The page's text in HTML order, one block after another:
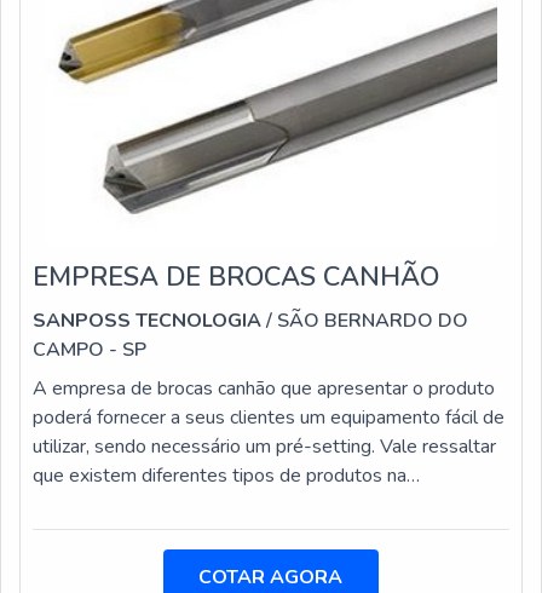
de excelência de ponta a ponta.
EMPRESA DE BROCAS CANHÃO
SANPOSS TECNOLOGIA/ SÃO BERNARDO DO
CAMPO - SP
A empresa de brocas canhão que apresentar o produto
poderá fornecer a seus clientes um equipamento fácil de
utilizar, sendo necessário um pré-setting. Vale ressaltar
que existem diferentes tipos de produtos na
utilizados em perfurações no setor de usinagem. As
COTAR AGORA